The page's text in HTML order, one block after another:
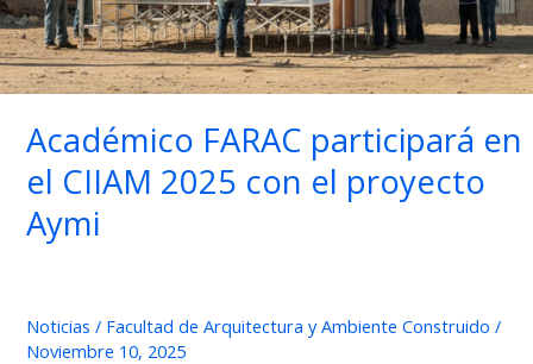
Académico FARAC participará en
el CIIAM 2025 con el proyecto
Aymi
Noticias / Facultad de Arquitectura y Ambiente Construido /
Noviembre 10, 2025